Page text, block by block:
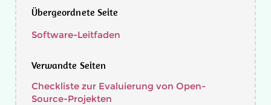
Übergeordnete Seite
Software-Leitfaden
Verwandte Seiten
Checkliste zur Evaluierung von Open-
Source-Projekten